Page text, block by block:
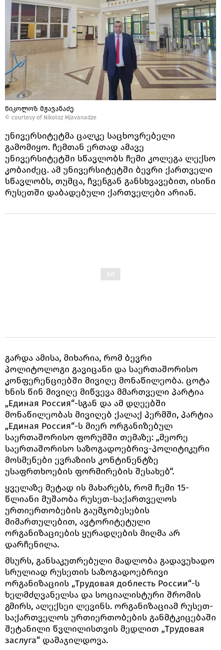
ნიკოლოზ მჟავანაძე
© courtesy of Nikoloz Mjavanadze
უნივერსიტეტმა ცალკე საცხოვრებელი
გამომიყო. ჩემთან ერთად ამავე
უნივერსიტეტში სწავლობს ჩემი კოლეგა ლექსო
კობაიძეც. ამ უნივერსიტეტში ბევრი ქართველი
სწავლობს, თუმცა, ჩვენგან განსხვავებით, ისინი
რუსეთში დაბადებული ქართველები არიან.
გარდა ამისა, მიხარია, რომ ბევრი
პოლიტოლოგი გავიცანი და საერთაშორისო
კონფერენციებში მივიღე მონაწილეობა. ცოტა
ხნის წინ მივიღე მიწვევა მმართველი პარტია
„Единая Россия“-სგან და ამ დღეებში
მონაწილეობას მივიღებ ქალაქ პერმში, პარტია
„Единая Россия“-ს მიერ ორგანიზებულ
საერთაშორისო ფორუმში თემაზე: „მეორე
საერთაშორისო საზოგადოებრივ-პოლიტიკური
მოსმენები ევრაზიის კონტინენტზე
უსაფრთხოების ფორმირების შესახებ“.
ყველაზე მეტად ის მახარებს, რომ ჩემი 15-
წლიანი მუშაობა რუსეთ-საქართველოს
ურთიერთობების გაუმჯობესების
მიმართულებით, ავტორიტეტული
ორგანიზაციების ყურადღების მიღმა არ
დარჩენილა.
მსურს, განსაკუთრებული მადლობა გადავუხადო
სრულიად რუსეთის საზოგადოებრივი
ორგანიზაციის „Трудовая доблесть России“-ს
ხელმძღვანელსა და სოციალისტური შრომის
გმირს, ალექსეი ლევინს. ორგანიზაციამ რუსეთ-
საქართველოს ურთიერთობების განმტკიცებაში
შეტანილი წვლილისთვის მედლით „Трудовая
заслуга“ დამაჯილდოვა.